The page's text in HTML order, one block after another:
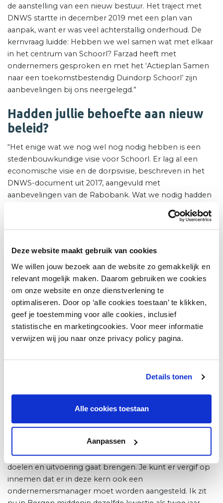
Deze website maakt gebruik van cookies
We willen jouw bezoek aan de website zo gemakkelijk en
relevant mogelijk maken. Daarom gebruiken we cookies
om onze website en onze dienstverlening te
optimaliseren. Door op ‘alle cookies toestaan’ te klikken,
geef je toestemming voor alle cookies, inclusief
statistische en marketingcookies. Voor meer informatie
verwijzen wij jou naar onze privacy policy pagina.
Details tonen
Alle cookies toestaan
Aanpassen
de aanstelling van een nieuw bestuur. Het traject met
DNWS startte in december 2019 met een plan van
aanpak, want er was veel achterstallig onderhoud. De
kernvraag luidde: Hebben we wel samen wat met elkaar
in het centrum van Schoorl? Farzad heeft met
ondernemers gesproken en met het ‘Actieplan Samen
naar een toekomstbestendig Duindorp Schoorl’ zijn
aanbevelingen bij ons neergelegd.”
Hadden jullie behoefte aan nieuw
beleid?
“Het enige wat we nog wel nog nodig hebben is een
stedenbouwkundige visie voor Schoorl. Er lag al een
economische visie en de dorpsvisie, beschreven in het
DNWS-document uit 2017, aangevuld met
aanbevelingen van de Rabobank. Wat we nodig hadden
inwoners en ondernemers te laden. We hadden ook een
aanjager nodig, iemand die ‘draagvlak heeft onder de
professioneel bruggen kan bouwen’. We hebben als
gemeente voor twee jaar Joost Botman als
ondernemersmanager aangesteld om ondernemers te
helpen met het opzetten van een meerjarenplan en de
uitvoering van diverse activiteiten. Het was mij duidelijk
dat ik dit traject ook in Egmond en in Bergen moest
inzetten. Wij zoeken verankering bij besturen.”
Egmond en Bergen verlopen?
bezig om een BIZ op te zetten. Het plan was er wel,
maar het ontbrak aan slagkracht bij de
ingezet om ervoor te zorgen dat de BIZ Egmond Actie
er kwam. Farzad gaat in Egmond aan Zee een rol spelen
om te kijken hoe je een BIZ tot gemeenschappelijke
doelen en uitvoering gaat brengen. Je kunt er vergif op
innemen dat er in deze kern ook een
ondernemersmanager moet worden aangesteld. Ik zit